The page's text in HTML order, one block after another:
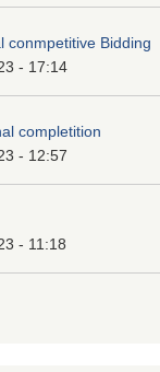
conmpetitive Bidding
- 17:14
completition
- 12:57
- 11:18